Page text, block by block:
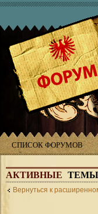
СПИСОК ФОРУМОВ
АКТИВНЫЕ ТЕМЫ
Вернуться к